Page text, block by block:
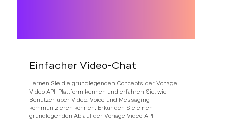
Einfacher Video-Chat
Lernen Sie die grundlegenden Concepts der Vonage
Video API-Plattform kennen und erfahren Sie, wie
Benutzer über Video, Voice und Messaging
kommunizieren können. Erkunden Sie einen
grundlegenden Ablauf der Vonage Video API.